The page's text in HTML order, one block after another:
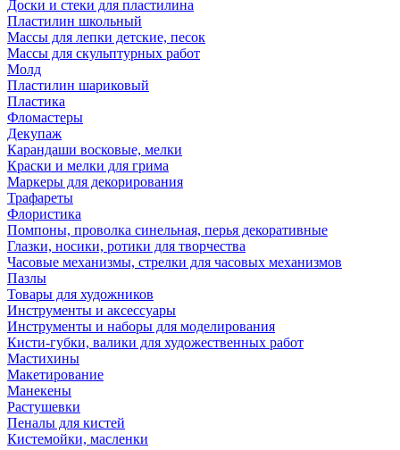
Доски и стеки для пластилина
Пластилин школьный
Массы для лепки детские, песок
Массы для скульптурных работ
Молд
Пластилин шариковый
Пластика
Фломастеры
Декупаж
Карандаши восковые, мелки
Краски и мелки для грима
Маркеры для декорирования
Трафареты
Флористика
Помпоны, проволка синельная, перья декоративные
Глазки, носики, ротики для творчества
Часовые механизмы, стрелки для часовых механизмов
Пазлы
Товары для художников
Инструменты и аксессуары
Инструменты и наборы для моделирования
Кисти-губки, валики для художественных работ
Мастихины
Макетирование
Манекены
Растушевки
Пеналы для кистей
Кистемойки, масленки